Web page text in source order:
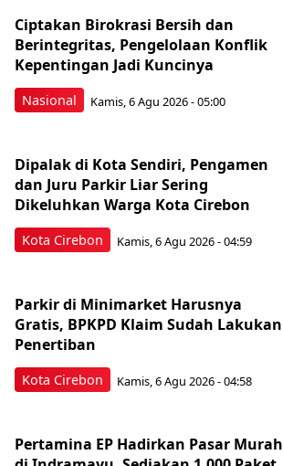
Nasional
Ciptakan Birokrasi Bersih dan
Berintegritas, Pengelolaan Konflik
Kepentingan Jadi Kuncinya
Kamis, 6 Agu 2026 - 05:00
Kota Cirebon
Dipalak di Kota Sendiri, Pengamen
dan Juru Parkir Liar Sering
Dikeluhkan Warga Kota Cirebon
Kamis, 6 Agu 2026 - 04:59
Kota Cirebon
Parkir di Minimarket Harusnya
Gratis, BPKPD Klaim Sudah Lakukan
Penertiban
Kamis, 6 Agu 2026 - 04:58
Pertamina EP Hadirkan Pasar Murah